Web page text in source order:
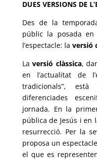
DUES VERSIONS DE
Des de la
públic la posada
l’espectacle: la versió
Laversió clàssica,
en l’actualitat de
tradicionals”,
diferenciades
jornada. En la
pública de Jesús i en
resurrecció. Per la
proposa un
el que es